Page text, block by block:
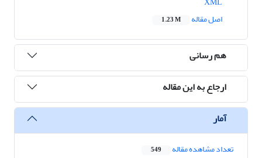
اصل مقاله
1.23 M
هم رسانی
ارجاع به این مقاله
آمار
تعداد مشاهده مقاله 549